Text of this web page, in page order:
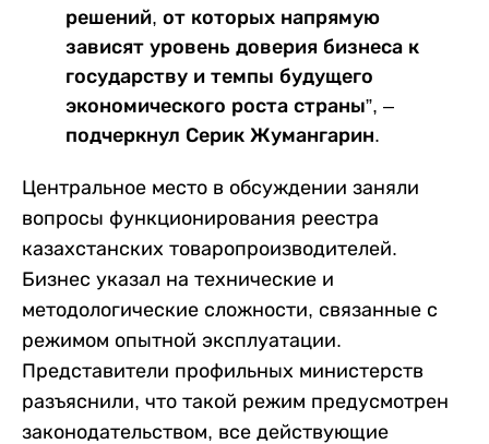
решений, от которых напрямую
зависят уровень доверия бизнеса к
государству и темпы будущего
экономического роста страны”, –
подчеркнул Серик Жумангарин.
Центральное место в обсуждении заняли
вопросы функционирования реестра
казахстанских товаропроизводителей.
Бизнес указал на технические и
методологические сложности, связанные с
режимом опытной эксплуатации.
Представители профильных министерств
разъяснили, что такой режим предусмотрен
законодательством, все действующие